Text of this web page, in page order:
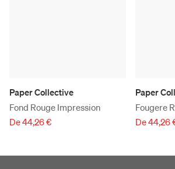
Paper Collective
Fond Rouge Impression
De 44,26 €
Paper
Fougere
De 44,26